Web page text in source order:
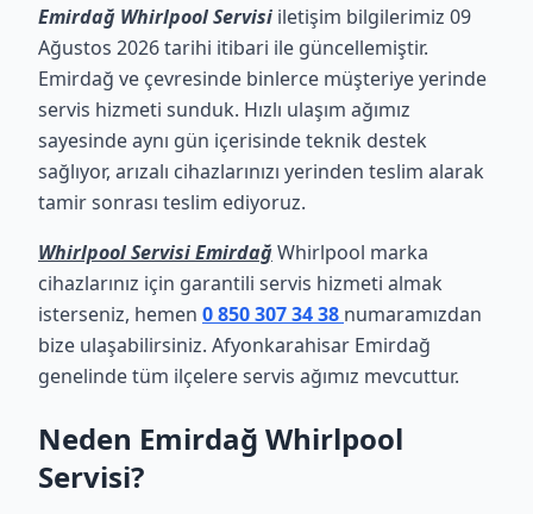
Emirdağ Whirlpool Servisi iletişim bilgilerimiz 09
Ağustos 2026 tarihi itibari ile güncellemiştir.
Emirdağ ve çevresinde binlerce müşteriye yerinde
servis hizmeti sunduk. Hızlı ulaşım ağımız
sayesinde aynı gün içerisinde teknik destek
sağlıyor, arızalı cihazlarınızı yerinden teslim alarak
tamir sonrası teslim ediyoruz.
Whirlpool Servisi EmirdağWhirlpool marka
cihazlarınız için garantili servis hizmeti almak
isterseniz, hemen 0 850 307 34 38 numaramızdan
bize ulaşabilirsiniz. Afyonkarahisar Emirdağ
genelinde tüm ilçelere servis ağımız mevcuttur.
Neden Emirdağ Whirlpool
Servisi?